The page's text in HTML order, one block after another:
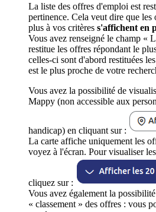
La liste des offres d'emploi est
pertinence. Cela veut dire que
plus à vos critères s'affichent en
Vous avez renseigné le champ «
restitue les offres répondant le
celles-ci sont d'abord restituées
est le plus proche de votre
Vous avez la possibilité de
Mappy (non accessible aux
handicap) en cliquant sur :
La carte affiche uniquement les
voyez à l'écran. Pour visualiser
cliquez sur :
Vous avez également la
« classement » des offres : vous